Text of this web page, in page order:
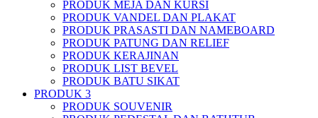
PRODUK MEJA DAN KURSI
PRODUK VANDEL DAN PLAKAT
PRODUK PRASASTI DAN NAMEBOARD
PRODUK PATUNG DAN RELIEF
PRODUK KERAJINAN
PRODUK LIST BEVEL
PRODUK BATU SIKAT
PRODUK 3
PRODUK SOUVENIR